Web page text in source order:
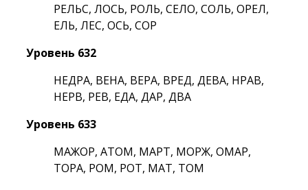
РЕЛЬС, ЛОСЬ, РОЛЬ, СЕЛО, СОЛЬ, ОРЕЛ,
ЕЛЬ, ЛЕС, ОСЬ, СОР
Уровень 632
НЕДРА, ВЕНА, ВЕРА, ВРЕД, ДЕВА, НРАВ,
НЕРВ, РЕВ, ЕДА, ДАР, ДВА
Уровень 633
МАЖОР, АТОМ, МАРТ, МОРЖ, ОМАР,
ТОРА, РОМ, РОТ, МАТ, ТОМ